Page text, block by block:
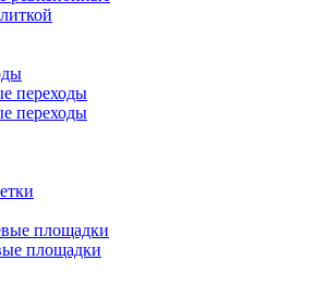
переходы
переходы
площадки
площадки